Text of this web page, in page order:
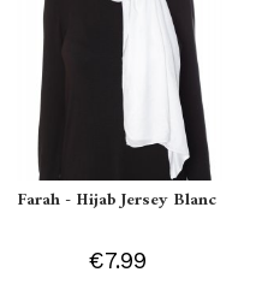
Farah - Hijab Jersey Blanc
€7.99